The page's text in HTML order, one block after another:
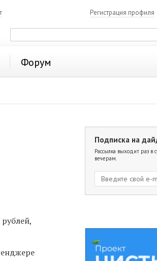
Регистрация профиля
Форум
Подписка на
Рассылка выходит раз в
вечерам.